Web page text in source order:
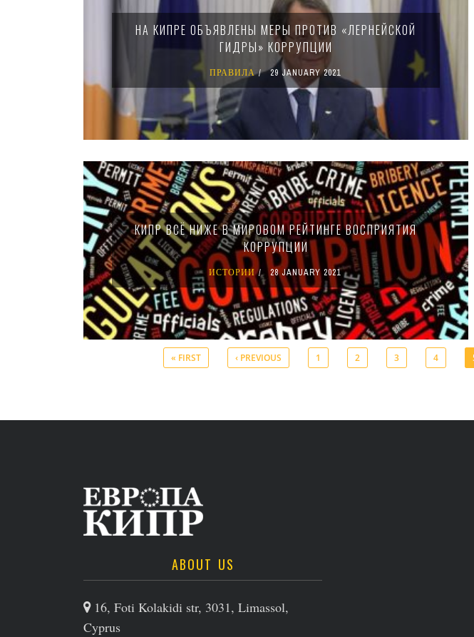
НА КИПРЕ ОБЪЯВЛЕНЫ МЕРЫ ПРОТИВ «ЛЕРНЕЙСКОЙ
ГИДРЫ» КОРРУПЦИИ
ПРАВИЛА 29 JANUARY 2021
КИПР ВСЁ НИЖЕ В МИРОВОМ РЕЙТИНГЕ ВОСПРИЯТИЯ
КОРРУПЦИИ
ИСТОРИИ 28 JANUARY 2021
« FIRST ‹ PREVIOUS 1 2 3 4
ABOUT US
16, Foti Kolakidi str, 3031, Limassol,
Cyprus